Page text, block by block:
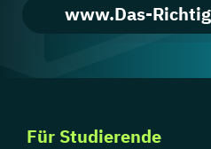
www.Das-
Für Studierende